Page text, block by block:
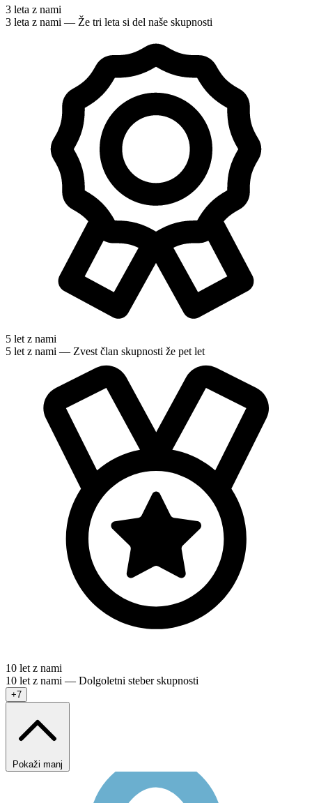
3 leta z nami
3 leta z nami — Že tri leta si del naše skupnosti
5 let z nami
5 let z nami — Zvest član skupnosti že pet let
10 let z nami
10 let z nami — Dolgoletni steber skupnosti
+7
Pokaži manj